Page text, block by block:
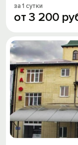
за 1 сутки
от3 200